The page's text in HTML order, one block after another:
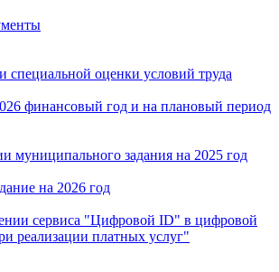
специальной оценки условий труда
финансовый год и на плановый период
муниципального задания на 2025 год
на 2026 год
сервиса "Цифровой ID" в цифровой
реализации платных услуг"